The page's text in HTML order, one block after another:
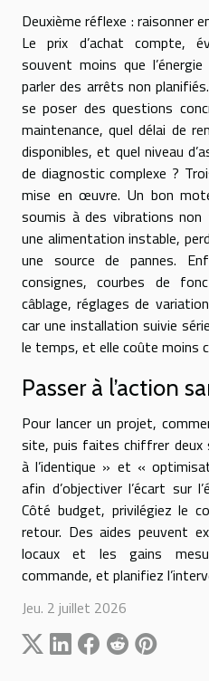
Deuxième réflexe : raisonner
Le prix d’achat compte,
souvent moins que
parler des arrêts non
se poser des questions
maintenance, quel délai de
disponibles, et quel niveau
de diagnostic complexe ?
mise en œuvre. Un bon
soumis à des vibrations
une alimentation instable,
une source de pannes.
consignes, courbes de
câblage, réglages de
car une installation suivie
le temps, et elle coûte moins
Passer à l’action
Pour lancer un projet,
site, puis faites chiffrer deux
à l’identique » et «
afin d’objectiver l’écart sur
Côté budget, privilégiez le
retour. Des aides peuvent
locaux et les gains
commande, et planifiez
Jeu. 2 juillet 2026